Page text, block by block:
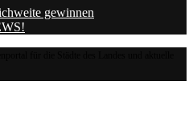
gewinnen